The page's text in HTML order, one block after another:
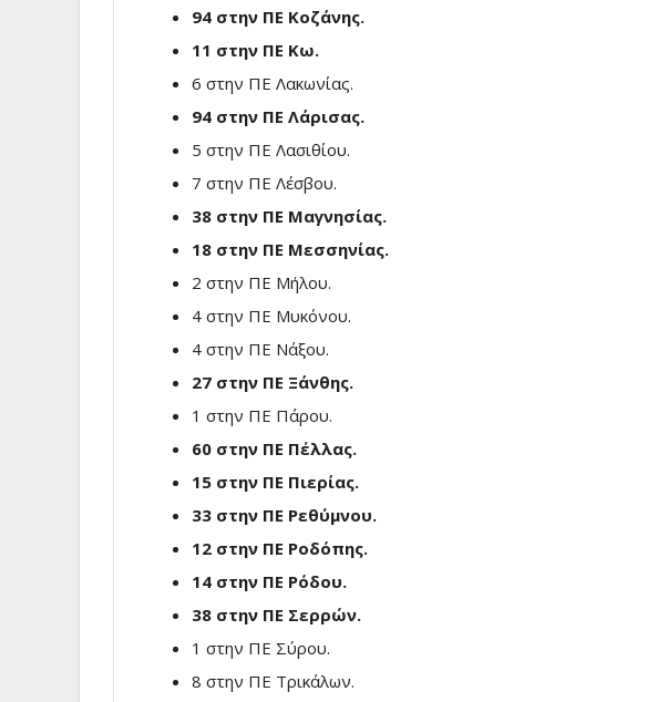
94 στην ΠΕ Κοζάνης.
11 στην ΠΕ Κω.
6 στην ΠΕ Λακωνίας.
94 στην ΠΕ Λάρισας.
5 στην ΠΕ Λασιθίου.
7 στην ΠΕ Λέσβου.
38 στην ΠΕ Μαγνησίας.
18 στην ΠΕ Μεσσηνίας.
2 στην ΠΕ Μήλου.
4 στην ΠΕ Μυκόνου.
4 στην ΠΕ Νάξου.
27 στην ΠΕ Ξάνθης.
1 στην ΠΕ Πάρου.
60 στην ΠΕ Πέλλας.
15 στην ΠΕ Πιερίας.
33 στην ΠΕ Ρεθύμνου.
12 στην ΠΕ Ροδόπης.
14 στην ΠΕ Ρόδου.
38 στην ΠΕ Σερρών.
1 στην ΠΕ Σύρου.
8 στην ΠΕ Τρικάλων.